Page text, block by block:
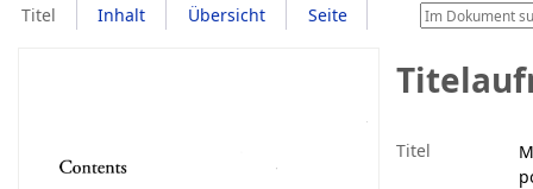
Titel Inhalt Übersicht Seite
Titel